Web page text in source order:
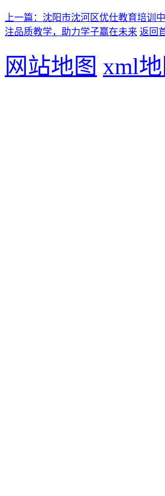
上一篇：沈阳市沈河区优仕教育培训
注品质教学，助力学子赢在未来 返回
网站地图 xml地